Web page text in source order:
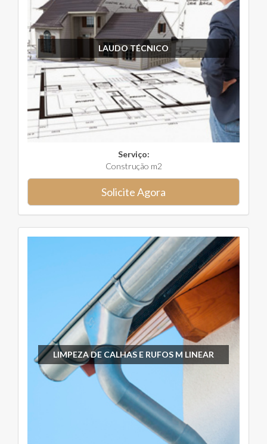
LAUDO TÉCNICO
Serviço:
Construção m2
Solicite Agora
LIMPEZA DE CALHAS E RUFOS M LINEAR